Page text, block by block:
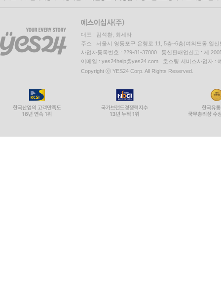
대표 : 김석환, 최세라
주소 : 서울시 영등포구 은행로 11, 5층~6층(여의도동,일신
사업자등록번호 : 229-81-37000 통신판매업신고 : 제
이메일 : yes24help@yes24.com 호스팅 서비스사업자 :
Copyright ⓒ YES24 Corp. All Rights Reserved.